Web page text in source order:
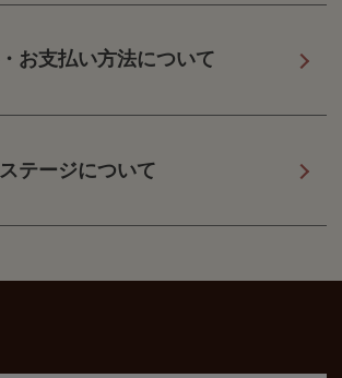
お支払い方法について
テージについて